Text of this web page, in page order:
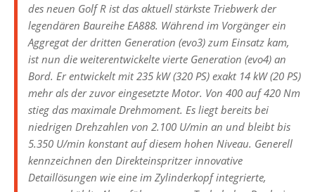
des neuen Golf R ist das aktuell stärkste Triebwerk der
legendären Baureihe EA888. Während im Vorgänger ein
Aggregat der dritten Generation (evo3) zum Einsatz kam,
ist nun die weiterentwickelte vierte Generation (evo4) an
Bord. Er entwickelt mit 235 kW (320 PS) exakt 14 kW (20 PS)
mehr als der zuvor eingesetzte Motor. Von 400 auf 420 Nm
stieg das maximale Drehmoment. Es liegt bereits bei
niedrigen Drehzahlen von 2.100 U/min an und bleibt bis
5.350 U/min konstant auf diesem hohen Niveau. Generell
kennzeichnen den Direkteinspritzer innovative
Detaillösungen wie eine im Zylinderkopf integrierte,